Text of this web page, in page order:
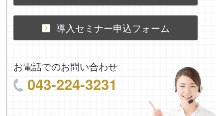
導入セミナー申込フォーム
お電話でのお問い合わせ
043-224-3231